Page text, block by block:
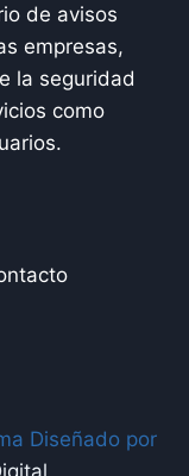
de avisos
empresas,
la seguridad
como
Diseñado por